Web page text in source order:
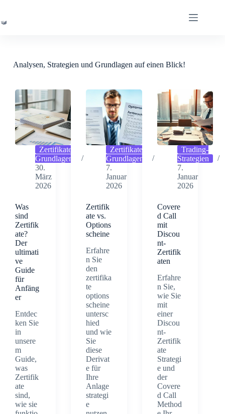
springen
Analysen, Strategien und Grundlagen auf einen Blick!
Zertifikate-
Grundlagen
30.
März
2026
Was
sind
Zertifik
ate?
Der
ultimati
ve
Guide
für
Anfäng
er
Entdec
ken Sie
in
unsere
m
Guide,
was
Zertifik
ate
sind,
wie sie
Zertifikate-
Grundlagen
7.
Januar
2026
Zertifik
ate vs.
Options
scheine
Erfahre
n Sie
den
zertifika
te
options
scheine
untersc
hied
und wie
Sie
diese
Derivat
e für
Ihre
Anlage
strategi
e
Trading-
Strategien
7.
Januar
2026
Covere
d Call
mit
Discou
nt-
Zertifik
aten
Erfahre
n Sie,
wie Sie
mit
einer
Discou
nt-
Zertifik
ate
Strategi
e und
der
Covere
d Call
Method